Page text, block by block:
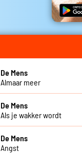
De Mens
Almaar meer
De Mens
Als je wakker wordt
De Mens
Angst